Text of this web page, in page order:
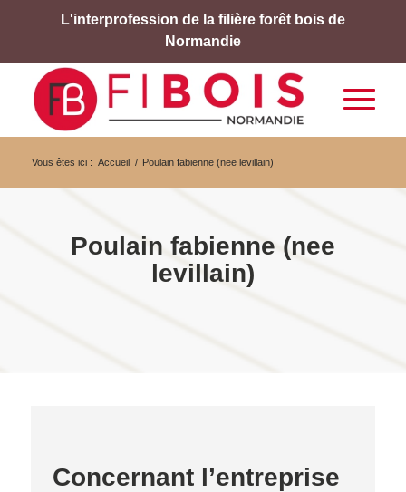
L'interprofession de la filière forêt bois de
Normandie
Vous êtes ici : Accueil / Poulain fabienne (nee levillain)
Poulain fabienne (nee
levillain)
Concernant l’entreprise